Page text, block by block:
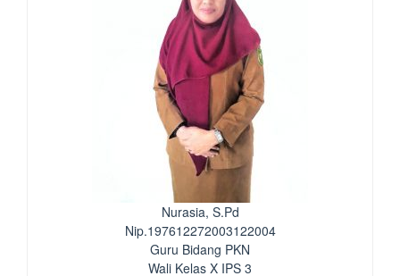
Nurasia, S.Pd
Nip.197612272003122004
Guru Bidang PKN
Wali Kelas X IPS 3